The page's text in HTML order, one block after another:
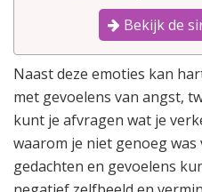
Bekijk de
Naast deze emoties kan
met gevoelens van angst,
kunt je afvragen wat je
waarom je niet genoeg
gedachten en gevoelens